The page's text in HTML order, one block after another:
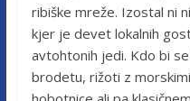
ribiške mreže. Izostal ni
kjer je devet lokalnih
avtohtonih jedi. Kdo bi
brodetu, rižoti z